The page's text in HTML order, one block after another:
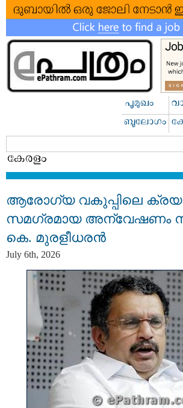
ആരോഗ്യ വകുപ്പിലെ ക്രയ
സമഗ്രമായ അന്വേഷണം
കെ. മുരളീധരൻ
July 6th, 2026